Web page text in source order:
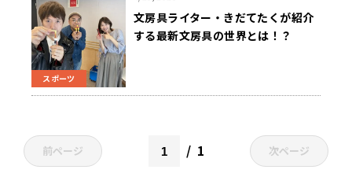
スポーツ
文房具ライター・きだてたくが紹介
する最新文房具の世界とは！？
前ページ 1 次ページ